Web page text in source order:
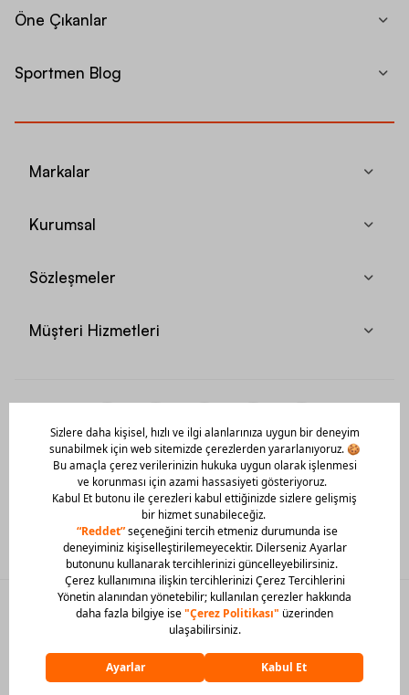
Öne Çıkanlar
Sportmen Blog
Markalar
Kurumsal
Sözleşmeler
Müşteri Hizmetleri
Mobil Uygulamamızı Hemen İndir!
© 2026 Barcin Tüm Hakları Saklıdır
Sitedeki görsel materyaller izinsiz kullanılamaz.